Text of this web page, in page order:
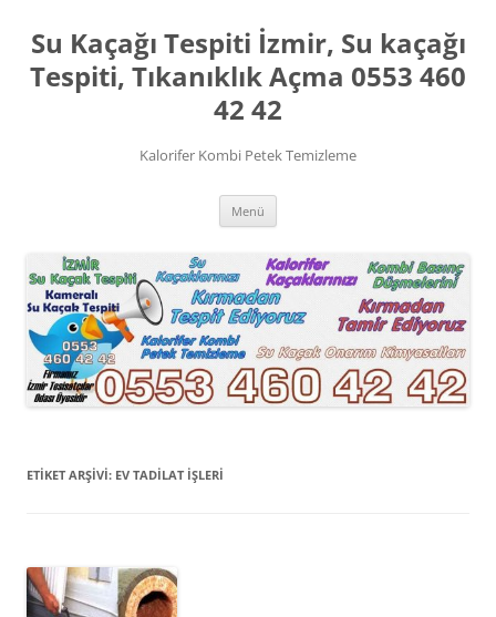
Su Kaçağı Tespiti İzmir, Su kaçağı
Tespiti, Tıkanıklık Açma 0553 460
42 42
Kalorifer Kombi Petek Temizleme
Menü
ETIKET ARŞIVI: EV TADILAT IŞLERI